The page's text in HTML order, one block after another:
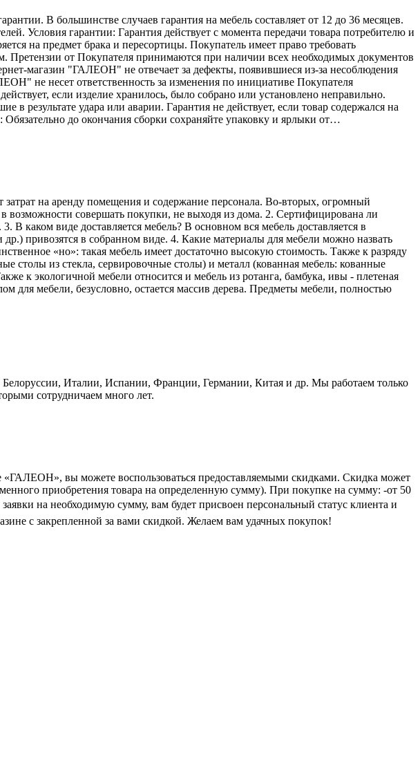
В большинстве случаев гарантия на мебель составляет от 12 до 36 месяцев.
Условия гарантии: Гарантия действует с момента передачи товара потребителю и
на предмет брака и пересортицы. Покупатель имеет право требовать
Претензии от Покупателя принимаются при наличии всех необходимых документов
магазин "ГАЛЕОН" не отвечает за дефекты, появившиеся из-за несоблюдения
не несет ответственность за изменения по инициативе Покупателя
если изделие хранилось, было собрано или установлено неправильно.
результате удара или аварии. Гарантия не действует, если товар содержался на
до окончания сборки сохраняйте упаковку и ярлыки от…
на аренду помещения и содержание персонала. Во-вторых, огромный
возможности совершать покупки, не выходя из дома. 2. Сертифицирована ли
каком виде доставляется мебель? В основном вся мебель доставляется в
привозятся в собранном виде. 4. Какие материалы для мебели можно назвать
«но»: такая мебель имеет достаточно высокую стоимость. Также к разряду
столы из стекла, сервировочные столы) и металл (кованная мебель: кованные
к экологичной мебели относится и мебель из ротанга, бамбука, ивы - плетеная
для мебели, безусловно, остается массив дерева. Предметы мебели, полностью
Италии, Испании, Франции, Германии, Китая и др. Мы работаем только
сотрудничаем много лет.
вы можете воспользоваться предоставляемыми скидками. Скидка может
приобретения товара на определенную сумму). При покупке на сумму: -от 50
на необходимую сумму, вам будет присвоен персональный статус клиента и
с закрепленной за вами скидкой. Желаем вам удачных покупок!